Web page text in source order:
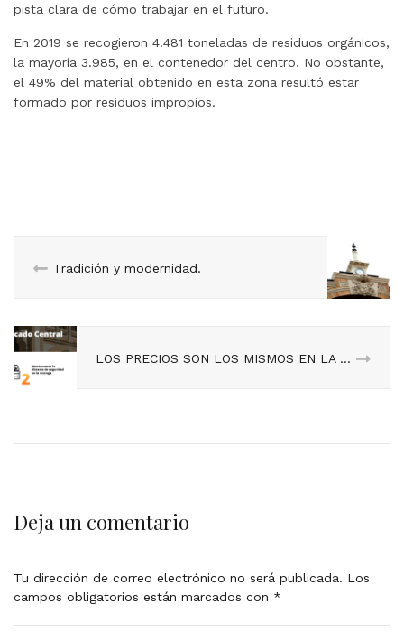
pista clara de cómo trabajar en el futuro.
En 2019 se recogieron 4.481 toneladas de residuos orgánicos,
la mayoría 3.985, en el contenedor del centro. No obstante,
el 49% del material obtenido en esta zona resultó estar
formado por residuos impropios.
Tradición y modernidad.
LOS PRECIOS SON LOS MISMOS EN LA WEB QUE EN EL MERCADO.
Deja un comentario
Tu dirección de correo electrónico no será publicada. Los
campos obligatorios están marcados con *